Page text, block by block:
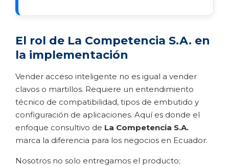
El rol de La Competencia S.A. en
la implementación
Vender acceso inteligente no es igual a vender
clavos o martillos. Requiere un entendimiento
técnico de compatibilidad, tipos de embutido y
configuración de aplicaciones. Aquí es donde el
enfoque consultivo de La Competencia S.A.
marca la diferencia para los negocios en Ecuador.
Nosotros no solo entregamos el producto;